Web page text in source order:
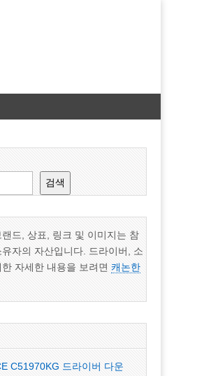
검색
드, 상표, 링크 및 이미지는 참
자의 자산입니다. 드라이버, 소
자세한 내용을 보려면캐논한
C51970KG 드라이버 다운